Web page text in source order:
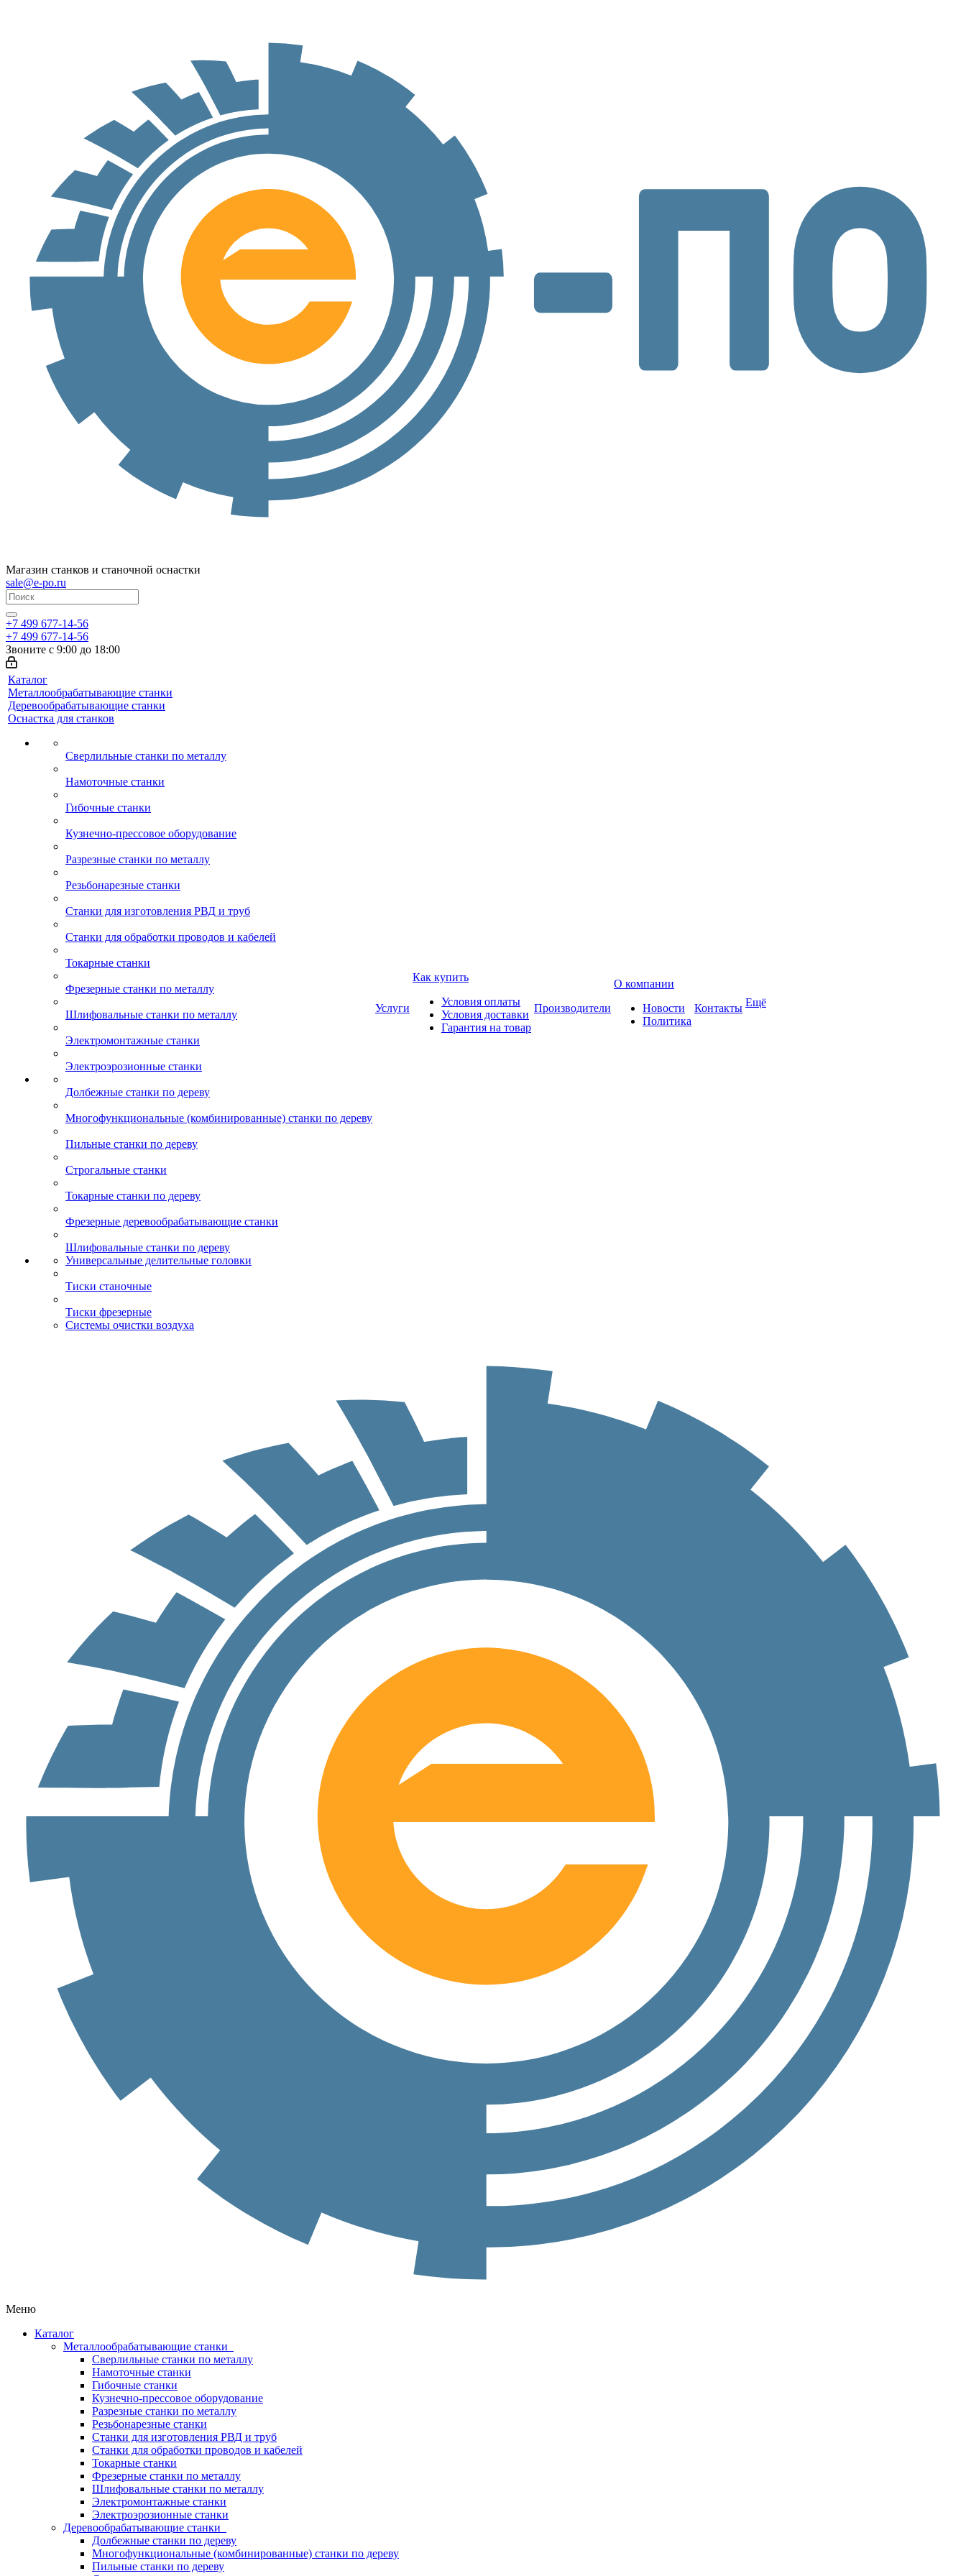
Магазин станков и станочной оснастки
sale@e-po.ru
+7 499 677-14-56
+7 499 677-14-56
Звоните с 9:00 до 18:00
Каталог
Металлообрабатывающие станки
Деревообрабатывающие станки
Оснастка для станков
Сверлильные станки по металлу
Намоточные станки
Гибочные станки
Кузнечно-прессовое оборудование
Разрезные станки по металлу
Резьбонарезные станки
Станки для изготовления РВД и труб
Станки для обработки проводов и кабелей
Токарные станки
Фрезерные станки по металлу
Шлифовальные станки по металлу
Электромонтажные станки
Электроэрозионные станки
Долбежные станки по дереву
Многофункциональные (комбинированные) станки по дереву
Пильные станки по дереву
Строгальные станки
Токарные станки по дереву
Фрезерные деревообрабатывающие станки
Шлифовальные станки по дереву
Универсальные делительные головки
Тиски станочные
Тиски фрезерные
Системы очистки воздуха
Услуги
Как купить
Условия оплаты
Условия доставки
Гарантия на товар
Производители
О компании
Новости
Политика
Контакты Ещё
Меню
Каталог
Металлообрабатывающие станки
Сверлильные станки по металлу
Намоточные станки
Гибочные станки
Кузнечно-прессовое оборудование
Разрезные станки по металлу
Резьбонарезные станки
Станки для изготовления РВД и труб
Станки для обработки проводов и кабелей
Токарные станки
Фрезерные станки по металлу
Шлифовальные станки по металлу
Электромонтажные станки
Электроэрозионные станки
Деревообрабатывающие станки
Долбежные станки по дереву
Многофункциональные (комбинированные) станки по дереву
Пильные станки по дереву